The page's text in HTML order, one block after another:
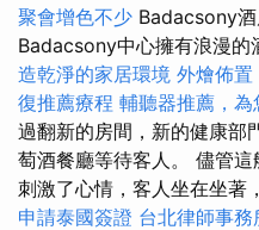
聚會增色不少 Badacsony
Badacsony中心擁有浪漫的
造乾淨的家居環境 外燴佈置
復推薦療程 輔聽器推薦，
過翻新的房間，新的健康部
萄酒餐廳等待客人。 儘管
刺激了心情，客人坐在坐
申請泰國簽證 台北律師事